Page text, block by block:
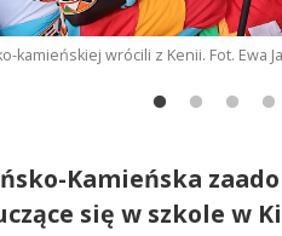
kamieńskiej wrócili z Kenii. Fot. Ewa
Kamieńska
się w szkole w